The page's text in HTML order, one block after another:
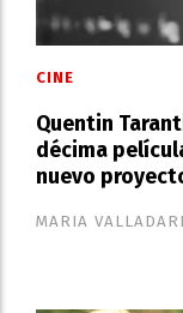
Quentin
décima
nuevo
MARIA
CINE